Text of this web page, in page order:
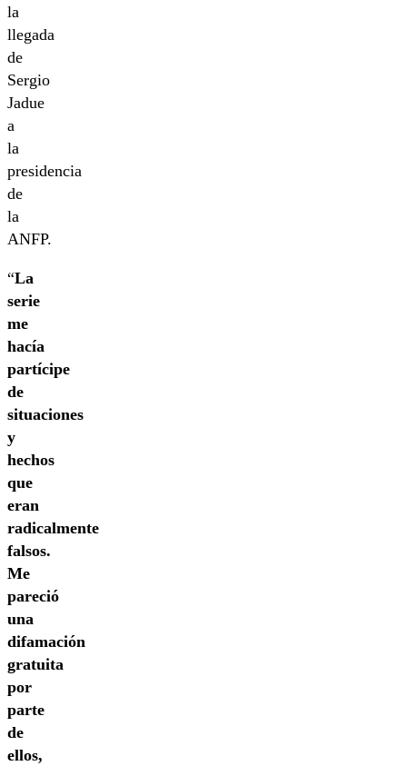
la
llegada
de
Sergio
Jadue
a
la
presidencia
de
la
ANFP.
“La
serie
me
hacía
partícipe
de
situaciones
y
hechos
que
eran
radicalmente
falsos.
Me
pareció
una
difamación
gratuita
por
parte
de
ellos,